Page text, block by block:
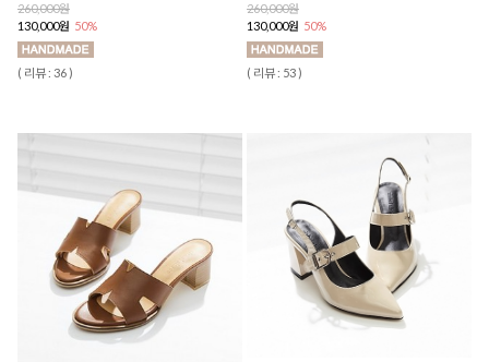
260,000원
130,000원 50%
( 리뷰 : 36 )
260,000원
130,000원 50%
( 리뷰 : 53 )